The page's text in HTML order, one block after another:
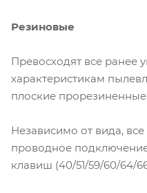
Резиновые
Превосходят все ранее
характеристикам
плоские
Независимо от вида,
проводное
клавиш (40/51/59/60/64/